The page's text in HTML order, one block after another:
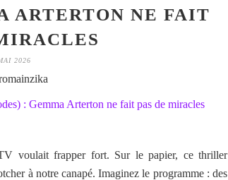
ARTERTON NE FAIT
2026
voulait frapper fort. Sur le papier, ce thriller
à notre canapé. Imaginez le programme : des